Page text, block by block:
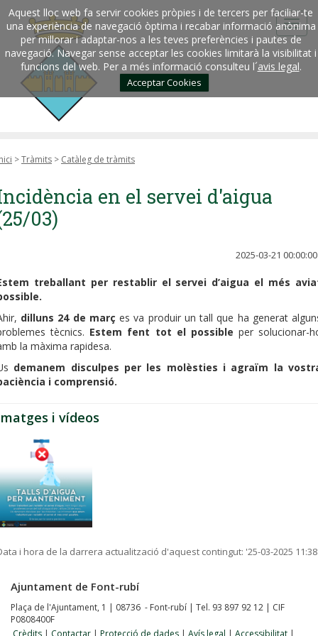
Aquest lloc web fa servir cookies pròpies i de tercers per faciliar-te
una experiència de navegació òptima i recabar informació anònima
per millorar i adaptar-nos a les teves preferències i pautes de
navegació. Navegar sense acceptar les cookies limitarà la visibilitat i
funcions del web. Per a més informació consulteu l´avis legal.
Acceptar Cookies
>Tràmits > Catàleg de tràmits
en el servei d'aigua
03)
2025-03-21 00:00:00
treballant per restablir el servei d’aigua el més
dilluns 24 de març es va produir un tall que ha generat
tècnics. Estem fent tot el possible per solucionar-
la màxima rapidesa.
demanem disculpes per les molèsties i agraïm la
i comprensió.
i vídeos
i hora de la darrera actualització d'aquest contingut: '25-03-2025 11:38
Ajuntament de Font-rubí
Plaça de l'Ajuntament, 1 | 08736 - Font-rubí | Tel. 93 897 92 12 | CIF
P0808400F
Crèdits | Contactar | Protecció de dades | Avís legal | Accessibilitat |